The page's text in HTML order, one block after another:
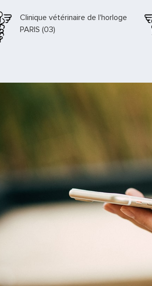
Docteur Rabany
PARIS (07)